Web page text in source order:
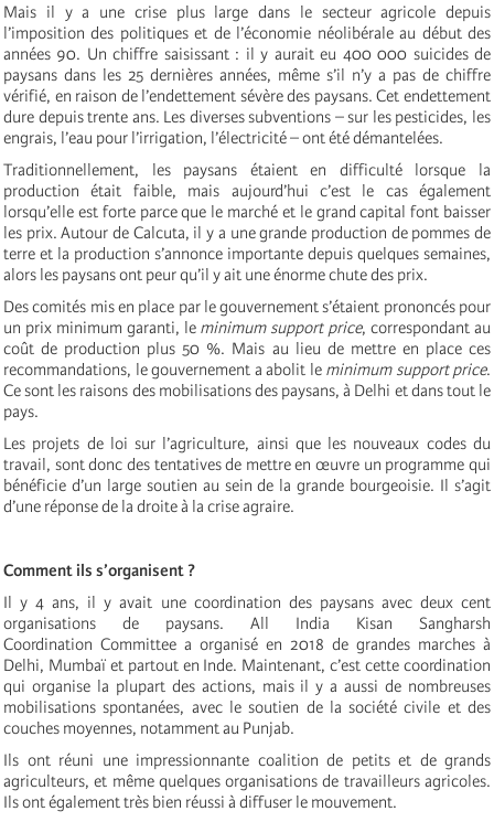
Mais il y a une crise plus large dans le secteur agricole depuis
l’imposition des politiques et de l’économie néolibérale au début des
années 90. Un chiffre saisissant : il y aurait eu 400 000 suicides de
paysans dans les 25 dernières années, même s’il n’y a pas de chiffre
vérifié, en raison de l’endettement sévère des paysans. Cet endettement
dure depuis trente ans. Les diverses subventions – sur les pesticides, les
engrais, l’eau pour l’irrigation, l’électricité – ont été démantelées.
Traditionnellement, les paysans étaient en difficulté lorsque la
production était faible, mais aujourd’hui c’est le cas également
lorsqu’elle est forte parce que le marché et le grand capital font baisser
les prix. Autour de Calcuta, il y a une grande production de pommes de
terre et la production s’annonce importante depuis quelques semaines,
alors les paysans ont peur qu’il y ait une énorme chute des prix.
Des comités mis en place par le gouvernement s’étaient prononcés pour
un prix minimum garanti, le minimum support price, correspondant au
coût de production plus 50 %. Mais au lieu de mettre en place ces
recommandations, le gouvernement a abolit le minimum support price.
Ce sont les raisons des mobilisations des paysans, à Delhi et dans tout le
pays.
Les projets de loi sur l’agriculture, ainsi que les nouveaux codes du
travail, sont donc des tentatives de mettre en œuvre un programme qui
bénéficie d’un large soutien au sein de la grande bourgeoisie. Il s’agit
d’une réponse de la droite à la crise agraire.
Comment ils s’organisent ?
Il y 4 ans, il y avait une coordination des paysans avec deux cent
organisations de paysans. All India Kisan Sangharsh
Coordination Committee a organisé en 2018 de grandes marches à
Delhi, Mumbaï et partout en Inde. Maintenant, c’est cette coordination
qui organise la plupart des actions, mais il y a aussi de nombreuses
mobilisations spontanées, avec le soutien de la société civile et des
couches moyennes, notamment au Punjab.
Ils ont réuni une impressionnante coalition de petits et de grands
agriculteurs, et même quelques organisations de travailleurs agricoles.
Ils ont également très bien réussi à diffuser le mouvement.